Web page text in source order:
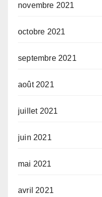
novembre 2021
octobre 2021
septembre 2021
août 2021
juillet 2021
juin 2021
mai 2021
avril 2021